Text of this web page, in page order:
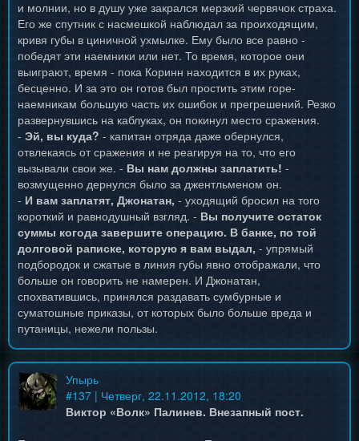
и молнии, но в душу уже закрался мерзкий червячок страха.
Его же спутник с насмешкой наблюдал за проиходящим,
кривя губы в циничной ухмылке. Ему было все равно -
победят эти наемники или нет. То время, которое они
выиграют, время - пока Коринн находится в их руках,
бесценно. И за это он готов был простить этим горе-
наемникам большую часть их ошибок и прегрешений. Резко
развернувшись на каблуках, он покинул место сражения.
- Эй, вы куда? - капитан отряда даже обернулся,
отвлекаясь от сражения и не реагируя на то, что его
вызывали свои же. - Вы нам должны заплатить! -
возмущенно дернулся было за джентльменом он.
- И вам заплатят, Джонатан, - уходящий бросил на того
короткий и равнодушный взгляд. - Вы получите остаток
суммы когода завершите операцию. В банке, по той
долговой раписке, которую я вам выдал, - упрямый
подбородок и сжатые в линия губы явно отображали, что
больше он говорить не намерен. И Джонатан,
спохватившись, принялся раздавать сумбурные и
суматошные приказы, от которых было больше вреда и
путаницы, нежели пользы.
Упырь
#137 | Четверг, 22.11.2012, 18:20
Виктор «Волк» Палинев. Внезапный пост.